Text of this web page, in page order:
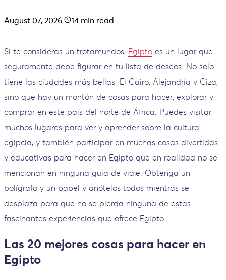
August 07, 2026 14 min read.
Si te consideras un trotamundos, Egipto es un lugar que
seguramente debe figurar en tu lista de deseos. No solo
tiene las ciudades más bellas: El Cairo, Alejandría y Giza,
sino que hay un montón de cosas para hacer, explorar y
comprar en este país del norte de África. Puedes visitar
muchos lugares para ver y aprender sobre la cultura
egipcia, y también participar en muchas cosas divertidas
y educativas para hacer en Egipto que en realidad no se
mencionan en ninguna guía de viaje. Obtenga un
bolígrafo y un papel y anótelos todos mientras se
desplaza para que no se pierda ninguna de estas
fascinantes experiencias que ofrece Egipto.
Las 20 mejores cosas para hacer en
Egipto